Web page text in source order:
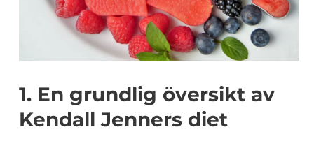
1. En grundlig översikt av
Kendall Jenners diet